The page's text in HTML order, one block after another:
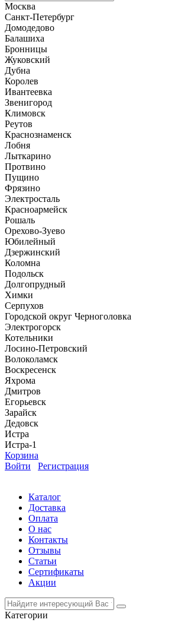
Москва
Санкт-Петербург
Домодедово
Балашиха
Бронницы
Жуковский
Дубна
Королев
Ивантеевка
Звенигород
Климовск
Реутов
Краснознаменск
Лобня
Лыткарино
Протвино
Пущино
Фрязино
Электросталь
Красноармейск
Рошаль
Орехово-Зуево
Юбилейный
Дзержинский
Коломна
Подольск
Долгопрудный
Химки
Серпухов
Городской округ Черноголовка
Электрогорск
Котельники
Лосино-Петровский
Волоколамск
Воскресенск
Яхрома
Дмитров
Егорьевск
Зарайск
Дедовск
Истра
Истра-1
Корзина
Войти
Регистрация
Каталог
Доставка
Оплата
О нас
Контакты
Отзывы
Статьи
Сертификаты
Акции
Категории